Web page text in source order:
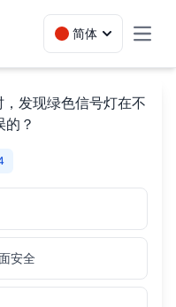
简体
发现绿色信号灯在不
？
安全